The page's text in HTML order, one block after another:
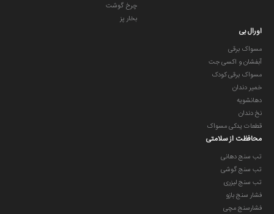
چرخ گوشت
بخار پز
اورال بی
مسواک برقی
آبفشان و اکسی جت
مسواک برقی کودک
خمیر دندان
دهانشویه
نخ دندان
قطعات یدکی مسواک
محافظت از سلامتی
تب سنج دهانی
تب سنج گوشی
تب سنج لیزری
فشار سنج بازو
فشارسنج مچی